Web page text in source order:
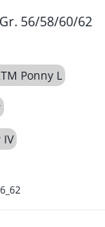
56/58/60/62
Ponny L
IV